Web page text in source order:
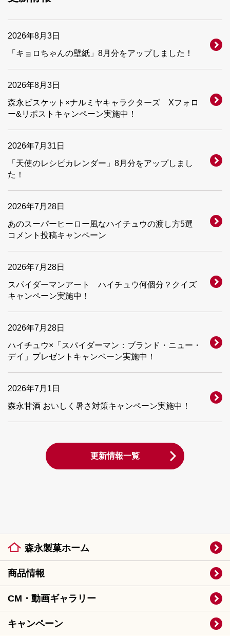
2026年8月3日
「キョロちゃんの壁紙」8月分をアップしました！
2026年8月3日
森永ビスケット×ナルミヤキャラクターズ Xフォロ
ー&リポストキャンペーン実施中！
2026年7月31日
「天使のレシピカレンダー」8月分をアップしまし
た！
2026年7月28日
あのスーパーヒーロー風なハイチュウの渡し方5選
コメント投稿キャンペーン
2026年7月28日
スパイダーマンアート ハイチュウ何個分？クイズ
キャンペーン実施中！
2026年7月28日
ハイチュウ×「スパイダーマン：ブランド・ニュー・
デイ」プレゼントキャンペーン実施中！
2026年7月1日
森永甘酒 おいしく暑さ対策キャンペーン実施中！
更新情報一覧
森永製菓ホーム
商品情報
CM・動画ギャラリー
キャンペーン